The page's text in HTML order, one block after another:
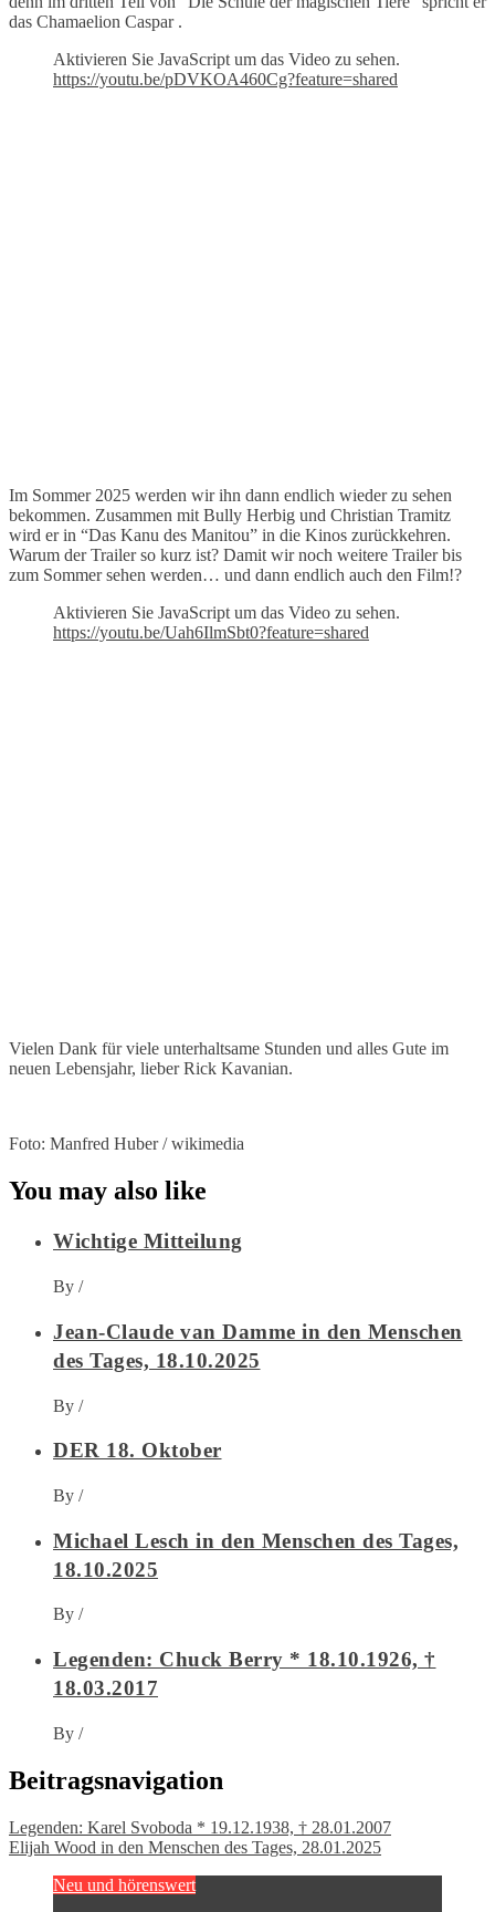
das Chamaelion Caspar .
Aktivieren Sie JavaScript um das Video zu sehen.
https://youtu.be/pDVKOA460Cg?feature=shared
Im Sommer 2025 werden wir ihn dann endlich wieder zu sehen
bekommen. Zusammen mit Bully Herbig und Christian Tramitz
wird er in “Das Kanu des Manitou” in die Kinos zurückkehren.
Warum der Trailer so kurz ist? Damit wir noch weitere Trailer bis
zum Sommer sehen werden… und dann endlich auch den Film!?
Aktivieren Sie JavaScript um das Video zu sehen.
https://youtu.be/Uah6IlmSbt0?feature=shared
Vielen Dank für viele unterhaltsame Stunden und alles Gute im
neuen Lebensjahr, lieber Rick Kavanian.
Foto: Manfred Huber / wikimedia
You may also like
Wichtige Mitteilung
By /
Jean-Claude van Damme in den Menschen
des Tages, 18.10.2025
By /
DER 18. Oktober
By /
Michael Lesch in den Menschen des Tages,
18.10.2025
By /
Legenden: Chuck Berry * 18.10.1926, †
18.03.2017
By /
Beitragsnavigation
Legenden: Karel Svoboda * 19.12.1938, † 28.01.2007
Elijah Wood in den Menschen des Tages, 28.01.2025
Neu und hörenswert